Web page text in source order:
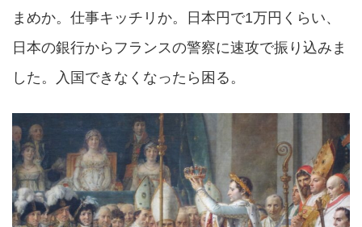
まめか。仕事キッチリか。日本円で1万円くらい、
日本の銀行からフランスの警察に速攻で振り込みま
した。入国できなくなったら困る。